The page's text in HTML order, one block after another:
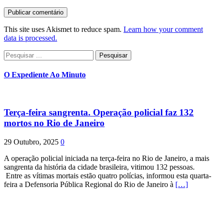
This site uses Akismet to reduce spam. Learn how your comment
data is processed.
Pesquisar
por:
O Expediente Ao Minuto
Terça-feira sangrenta. Operação policial faz 132
mortos no Rio de Janeiro
29 Outubro, 2025 0
A operação policial iniciada na terça-feira no Rio de Janeiro, a mais
sangrenta da história da cidade brasileira, vitimou 132 pessoas.
Entre as vítimas mortais estão quatro polícias, informou esta quarta-
feira a Defensoria Pública Regional do Rio de Janeiro à […]